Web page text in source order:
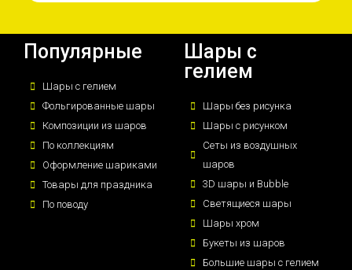
Популярные
Шары с гелием
Фольгированные шары
Композиции из шаров
По коллекциям
Оформление шариками
Товары для праздника
По поводу
Шары с
гелием
Шары без рисунка
Шары с рисунком
Сеты из воздушных
шаров
3D шары и Bubble
Светящиеся шары
Шары хром
Букеты из шаров
Большие шары с гелием